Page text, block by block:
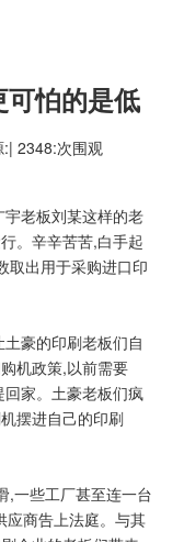
怕的是低
2348:次围观
老板刘某这样的老
。辛辛苦苦,白手起
取出用于采购进口印
豪的印刷老板们自
机政策,以前需要
家。土豪老板们疯
摆进自己的印刷
些工厂甚至连一台
应商告上法庭。与其